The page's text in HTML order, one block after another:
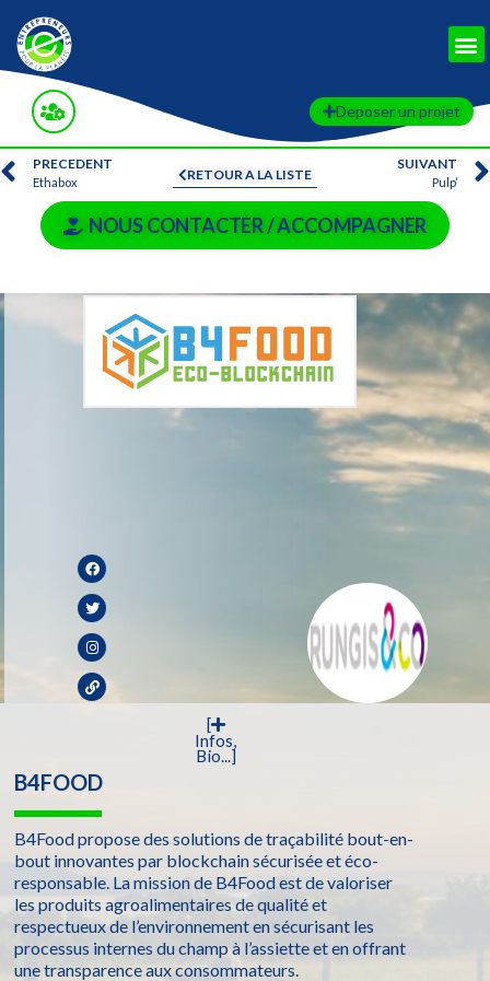
Deposer un projet
RETOUR A LA LISTE
PRECEDENT
Ethabox
SUIVANT
Pulp’
NOUS CONTACTER / ACCOMPAGNER
[
Infos,
Bio...]
B4FOOD
B4Food propose des solutions de traçabilité bout-en-
bout innovantes par blockchain sécurisée et éco-
responsable. La mission de B4Food est de valoriser
les produits agroalimentaires de qualité et
respectueux de l’environnement en sécurisant les
processus internes du champ à l’assiette et en offrant
une transparence aux consommateurs.